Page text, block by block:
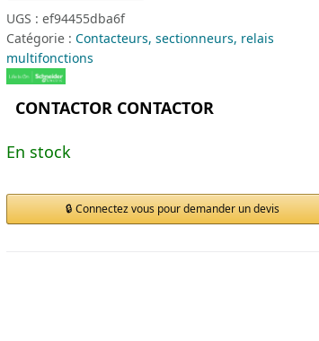
UGS : ef94455dba6f
Catégorie : Contacteurs, sectionneurs, relais
multifonctions
CONTACTOR CONTACTOR
En stock
Connectez vous pour demander un devis